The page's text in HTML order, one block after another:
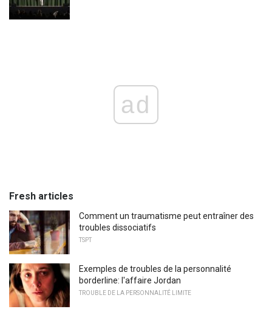
ad
Fresh articles
Comment un traumatisme peut entraîner des
troubles dissociatifs
TSPT
Exemples de troubles de la personnalité
borderline: l'affaire Jordan
TROUBLE DE LA PERSONNALITÉ LIMITE